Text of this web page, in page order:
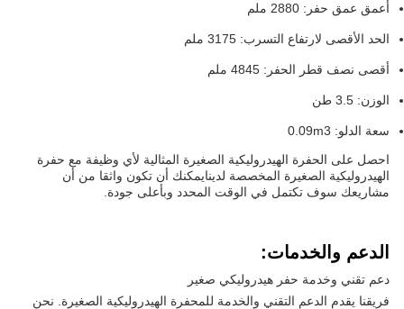
أعمق عمق حفر: 2880 ملم
الحد الأقصى لارتفاع التسرب: 3175 ملم
أقصى نصف قطر الحفر: 4845 ملم
الوزن: 3.5 طن
سعة الدلو: 0.09m3
احصل على الحفرة الهيدروليكية الصغيرة المثالية لأي وظيفة مع حفرة
الهيدروليكية الصغيرة المخصصة لدينايمكنك أن تكون واثقا من أن
مشاريعك سوف تكتمل في الوقت المحدد وبأعلى جودة.
الدعم والخدمات:
دعم تقني وخدمة حفر هيدروليكي صغير
فريقنا يقدم الدعم التقني والخدمة للمحفرة الهيدروليكية الصغيرة. نحن